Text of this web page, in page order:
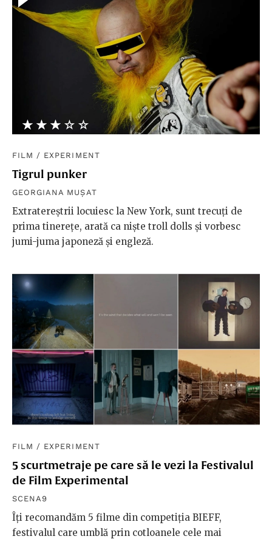
★★★★★
☆☆☆☆☆
FILM / EXPERIMENT
Tigrul punker
GEORGIANA MUȘAT
Extratereștrii locuiesc la New York, sunt trecuți de
prima tinerețe, arată ca niște troll dolls și vorbesc
jumi-juma japoneză și engleză.
FILM / EXPERIMENT
5 scurtmetraje pe care să le vezi la Festivalul
de Film Experimental
SCENA9
Îți recomandăm 5 filme din competiția BIEFF,
festivalul care umblă prin cotloanele cele mai